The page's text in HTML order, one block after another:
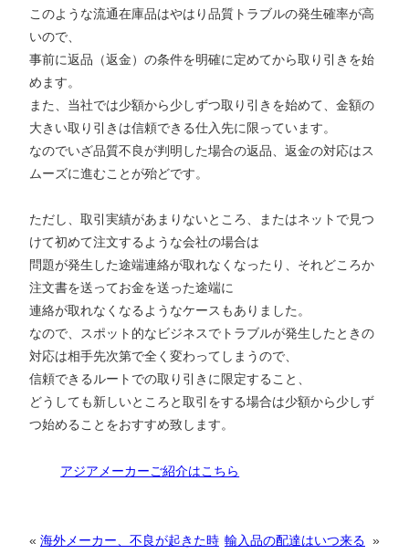
このような流通在庫品はやはり品質トラブルの発生確率が高
いので、
事前に返品（返金）の条件を明確に定めてから取り引きを始
めます。
また、当社では少額から少しずつ取り引きを始めて、金額の
大きい取り引きは信頼できる仕入先に限っています。
なのでいざ品質不良が判明した場合の返品、返金の対応はス
ムーズに進むことが殆どです。
ただし、取引実績があまりないところ、またはネットで見つ
けて初めて注文するような会社の場合は
問題が発生した途端連絡が取れなくなったり、それどころか
注文書を送ってお金を送った途端に
連絡が取れなくなるようなケースもありました。
なので、スポット的なビジネスでトラブルが発生したときの
対応は相手先次第で全く変わってしまうので、
信頼できるルートでの取り引きに限定すること、
どうしても新しいところと取引をする場合は少額から少しず
つ始めることをおすすめ致します。
アジアメーカーご紹介はこちら
« 海外メーカー、不良が起きた時
»
輸入品の配達はいつ来る